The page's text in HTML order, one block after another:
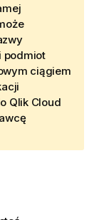
podmiot
ciągiem
Qlik Cloud